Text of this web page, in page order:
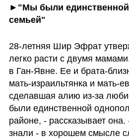
►"Мы были
семьей"
28-летняя Шир Эфрат
легко расти с двумя
в Ган-Явне. Ее и брата-
мать-израильтянка и мать-
сделавшая алию из-за
были единственной
районе, - рассказывает
знали - в хорошем смысле